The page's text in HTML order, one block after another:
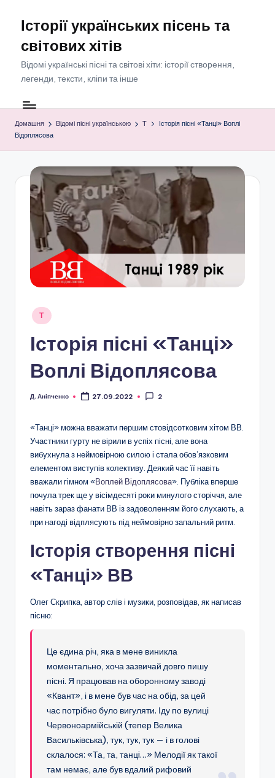
Перейти
вмісту
Історії українських пісень та
світових хітів
Відомі українські пісні та світові хіти: історії створення,
легенди, тексти, кліпи та інше
Домашня Відомі пісні українською Т
Історія пісні «Танці» Воплі
Відоплясова
Опубліковано
Т
Історія пісні «Танці»
Воплі Відоплясова
Опубліковано
Д. Аніпченко 27.09.2022 2
«Танці» можна вважати першим стовідсотковим хітом ВВ.
Участники гурту не вірили в успіх пісні, але вона
вибухнула з неймовірною силою і стала обов’язковим
елементом виступів колективу. Деякий час її навіть
вважали гімном «Воплей Відоплясова». Публіка вперше
почула трек ще у вісімдесяті роки минулого сторіччя, але
навіть зараз фанати ВВ із задоволенням його слухають, а
при нагоді відплясують під неймовірно запальний ритм.
Історія створення пісні
«Танці» ВВ
Олег Скрипка, автор слів і музики, розповідав, як написав
пісню:
Це єдина річ, яка в мене виникла
моментально, хоча зазвичай довго пишу
пісні. Я працював на оборонному заводі
«Квант», і в мене був час на обід, за цей
час потрібно було вигуляти. Іду по вулиці
Червоноармійській (тепер Велика
Васильківська), тук, тук, тук — і в голові
склалося: «Та, та, танцi…» Мелодії як такої
там немає, але був вдалий рифовий